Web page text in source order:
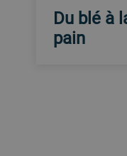
Du blé à
pain